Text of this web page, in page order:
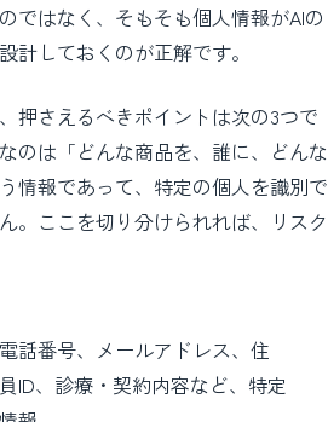
ではなく、そもそも個人情報がAIの
計しておくのが正解です。
押さえるべきポイントは次の3つで
のは「どんな商品を、誰に、どんな
情報であって、特定の個人を識別で
。ここを切り分けられれば、リスク
話番号、メールアドレス、住
ID、診療・契約内容など、特定